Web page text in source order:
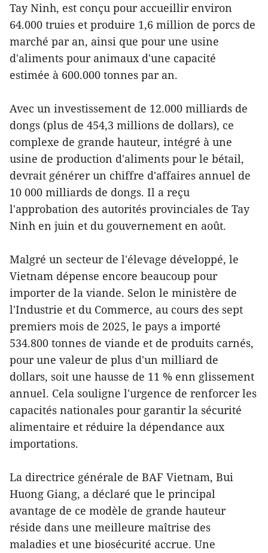
Tay Ninh, est conçu pour accueillir environ
64.000 truies et produire 1,6 million de porcs de
marché par an, ainsi que pour une usine
d'aliments pour animaux d'une capacité
estimée à 600.000 tonnes par an.
Avec un investissement de 12.000 milliards de
dongs (plus de 454,3 millions de dollars), ce
complexe de grande hauteur, intégré à une
usine de production d'aliments pour le bétail,
devrait générer un chiffre d'affaires annuel de
10 000 milliards de dongs. Il a reçu
l'approbation des autorités provinciales de Tay
Ninh en juin et du gouvernement en août.
Malgré un secteur de l'élevage développé, le
Vietnam dépense encore beaucoup pour
importer de la viande. Selon le ministère de
l'Industrie et du Commerce, au cours des sept
premiers mois de 2025, le pays a importé
534.800 tonnes de viande et de produits carnés,
pour une valeur de plus d'un milliard de
dollars, soit une hausse de 11 % enn glissement
annuel. Cela souligne l'urgence de renforcer les
capacités nationales pour garantir la sécurité
alimentaire et réduire la dépendance aux
importations.
La directrice générale de BAF Vietnam, Bui
Huong Giang, a déclaré que le principal
avantage de ce modèle de grande hauteur
réside dans une meilleure maîtrise des
maladies et une biosécurité accrue. Une